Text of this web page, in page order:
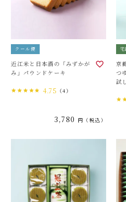
クール便
近江米と日本酒の「みずかが
み」パウンドケーキ
4.75 （4）
3,780 税込
宅
京
つ
試